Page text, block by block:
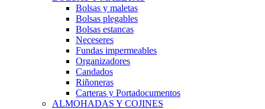
Bolsas y maletas
Bolsas plegables
Bolsas estancas
Neceseres
Fundas impermeables
Organizadores
Candados
Riñoneras
Carteras y Portadocumentos
ALMOHADAS Y COJINES